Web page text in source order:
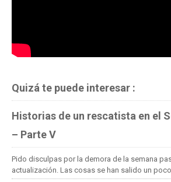
Quizá te puede interesar :
Historias de un rescatista en el
– Parte V
Pido disculpas por la demora de la semana
actualización. Las cosas se han salido un